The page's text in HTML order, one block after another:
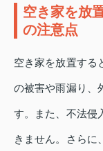
空き家を放
の注意点
空き家を放置する
の被害や雨漏り、
す。また、不法侵
きません。さらに